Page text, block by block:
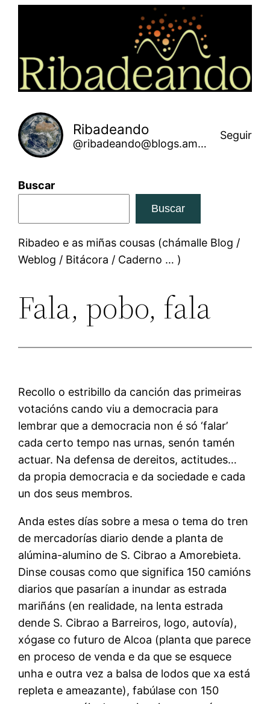
Ribadeando
@ribadeando@blogs.amarinha.gal
Seguir
Buscar
Buscar
Ribadeo e as miñas cousas (chámalle Blog /
Weblog / Bitácora / Caderno … )
Fala, pobo, fala
Recollo o estribillo da canción das primeiras
votacións cando viu a democracia para
lembrar que a democracia non é só ‘falar’
cada certo tempo nas urnas, senón tamén
actuar. Na defensa de dereitos, actitudes…
da propia democracia e da sociedade e cada
un dos seus membros.
Anda estes días sobre a mesa o tema do tren
de mercadorías diario dende a planta de
alúmina-alumino de S. Cibrao a Amorebieta.
Dinse cousas como que significa 150 camións
diarios que pasarían a inundar as estrada
mariñáns (en realidade, na lenta estrada
dende S. Cibrao a Barreiros, logo, autovía),
xógase co futuro de Alcoa (planta que parece
en proceso de venda e da que se esquece
unha e outra vez a balsa de lodos que xa está
repleta e ameazante), fabúlase con 150